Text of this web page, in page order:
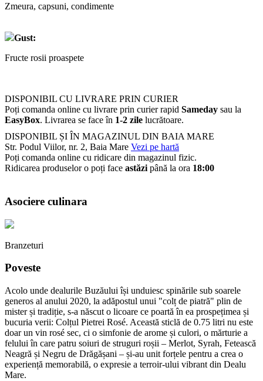
Zmeura, capsuni, condimente
Gust:
Fructe rosii proaspete
DISPONIBIL CU LIVRARE PRIN CURIER
Poți comanda online cu livrare prin curier rapid Sameday sau la
EasyBox. Livrarea se face în 1-2 zile lucrătoare.
DISPONIBIL ȘI ÎN MAGAZINUL DIN BAIA MARE
Str. Podul Viilor, nr. 2, Baia Mare Vezi pe hartă
Poți comanda online cu ridicare din magazinul fizic.
Ridicarea produselor o poți face astăzi până la ora 18:00
Asociere culinara
Branzeturi
Poveste
Acolo unde dealurile Buzăului își unduiesc spinările sub soarele
generos al anului 2020, la adăpostul unui "colț de piatră" plin de
mister și tradiție, s-a născut o licoare ce poartă în ea prospețimea și
bucuria verii: Colțul Pietrei Rosé. Această sticlă de 0.75 litri nu este
doar un vin rosé sec, ci o simfonie de arome și culori, o mărturie a
felului în care patru soiuri de struguri roșii – Merlot, Syrah, Fetească
Neagră și Negru de Drăgășani – și-au unit forțele pentru a crea o
experiență memorabilă, o expresie a terroir-ului vibrant din Dealu
Mare.